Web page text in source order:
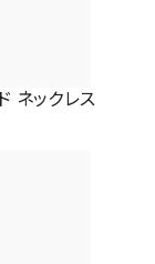
ネックレス